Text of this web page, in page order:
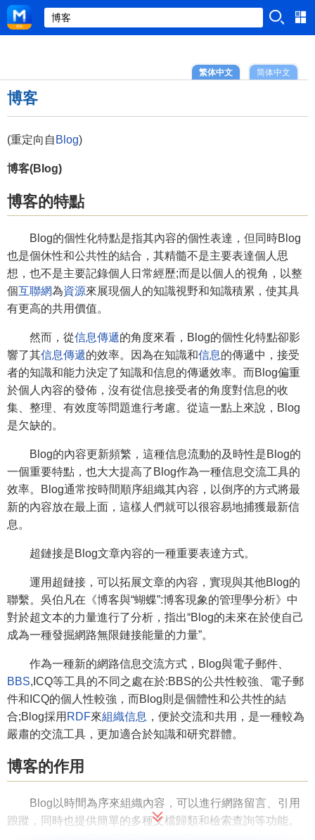
简体中文
繁体中文
博客
(重定向自 Blog)
博客(Blog)
博客的特點
Blog的個性化特點是指其內容的個性表達，但同時Blog
也是個休性和公共性的結合，其精髓不是主要表達個人思
想，也不是主要記錄個人日常經歷;而是以個人的視角，以整
個互聯網為資源來展現個人的知識視野和知識積累，使其具
有更高的共用價值。
然而，從信息傳遞的角度來看，Blog的個性化特點卻影
響了其信息傳遞的效率。因為在知識和信息的傳遞中，接受
者的知識和能力決定了知識和信息的傳遞效率。而Blog偏重
於個人內容的發佈，沒有從信息接受者的角度對信息的收
集、整理、有效度等問題進行考慮。從這一點上來說，Blog
是欠缺的。
Blog的內容更新頻繁，這種信息流動的及時性是Blog的
一個重要特點，也大大提高了Blog作為一種信息交流工具的
效率。Blog通常按時間順序組織其內容，以倒序的方式將最
新的內容放在最上面，這樣人們就可以很容易地捕獲最新信
息。
超鏈接是Blog文章內容的一種重要表達方式。
運用超鏈接，可以拓展文章的內容，實現與其他Blog的
聯繫。吳伯凡在《博客與“蝴蝶”:博客現象的管理學分析》中
對於超文本的力量進行了分析，指出“Blog的未來在於使自己
成為一種發掘網路無限鏈接能量的力量”。
作為一種新的網路信息交流方式，Blog與電子郵件、
BBS,ICQ等工具的不同之處在於:BBS的公共性較強、電子郵
件和ICQ的個人性較強，而Blog則是個體性和公共性的結
合;Blog採用 RDF來組織信息 ，便於交流和共用，是一種較為
嚴肅的交流工具，更加適合於知識和研究群體。
博客的作用
Blog以時間為序來組織內容，可以進行網路留言、引用
踉蹤，同時也提供簡單的多種文檔歸類和檢索查詢等功能。